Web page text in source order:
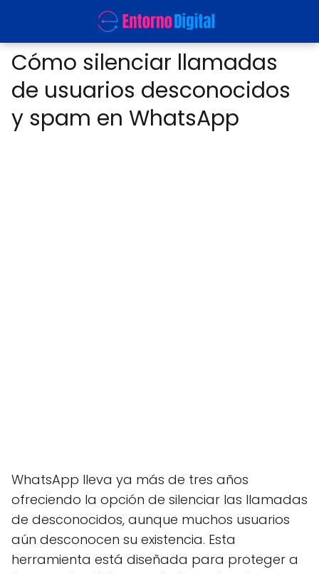
Cómo silenciar llamadas
de usuarios desconocidos
y spam en WhatsApp
WhatsApp lleva ya más de tres años
ofreciendo la opción de silenciar las llamadas
de desconocidos, aunque muchos usuarios
aún desconocen su existencia. Esta
herramienta está diseñada para proteger a